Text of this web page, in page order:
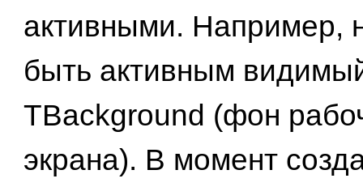
активными. Например,
быть активным
TBackground (фон
экрана). В момент